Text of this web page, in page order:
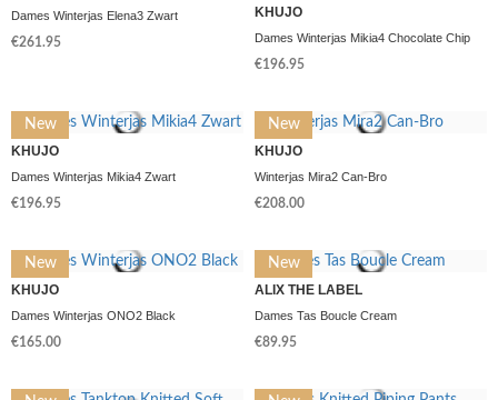
Dames Winterjas Elena3 Zwart
€261.95
KHUJO
Dames Winterjas Mikia4 Chocolate Chip
€196.95
New
KHUJO
Dames Winterjas Mikia4 Zwart
€196.95
New
KHUJO
Winterjas Mira2 Can-Bro
€208.00
New
KHUJO
Dames Winterjas ONO2 Black
€165.00
New
ALIX THE LABEL
Dames Tas Boucle Cream
€89.95